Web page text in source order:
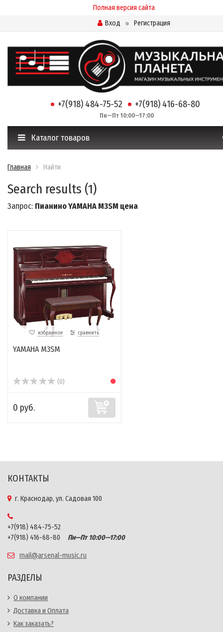
Полная версия сайта
Вход
Регистрация
+7(918) 484-75-52 +7(918) 416-68-80
Пн—Пт 10:00—17:00
Каталог товаров
Главная Найти
Search results (1)
Запрос: Пианино YAMAHA M3SM цена
избранное сравнить
YAMAHA M3SM
(0)
0 руб.
КОНТАКТЫ
г. Краснодар, ул. Садовая 100
+7(918) 484-75-52
+7(918) 416-68-80
Пн—Пт 10:00—17:00
mail@arsenal-music.ru
РАЗДЕЛЫ
О компании
Доставка и Оплата
Как заказать?